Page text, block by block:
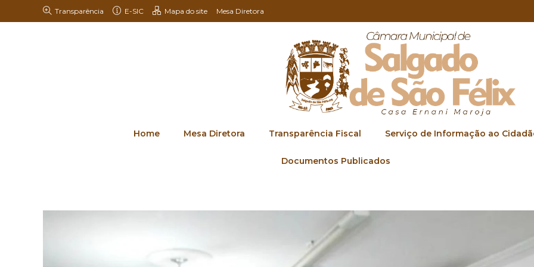
Transparência E-SIC Mapa do site Mesa Diretora
Home Mesa Diretora Transparência Fiscal Serviço de Informação ao
Documentos Publicados